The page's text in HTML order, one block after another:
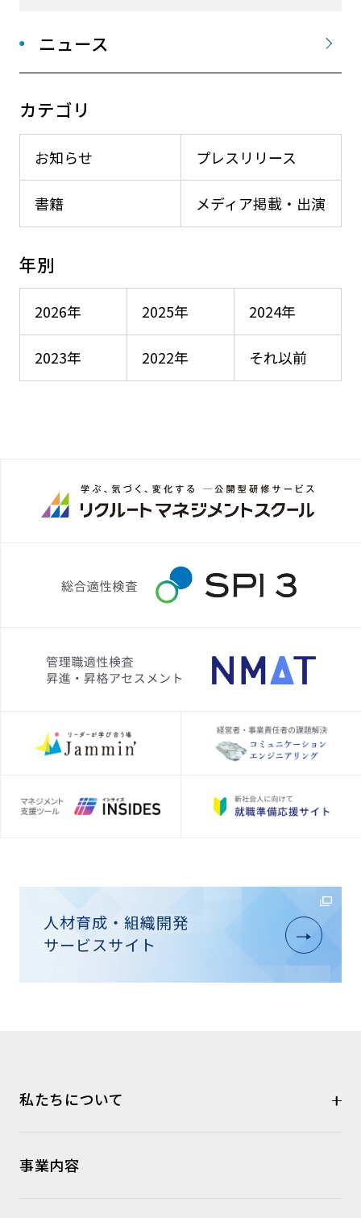
ニュース
カテゴリ
お知らせ プレスリリース
メディア掲載・出演
書籍
年別
2026年 2025年 2024年
2023年 2022年 それ以前
人材育成・組織開発
サービスサイト
私たちについて
事業内容